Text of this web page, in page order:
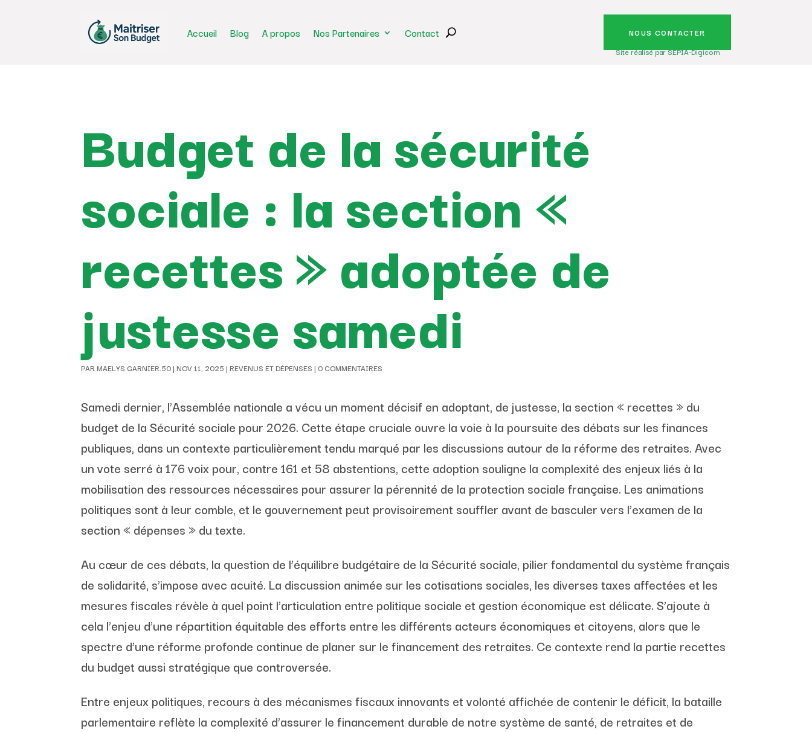
Accueil Blog A propos Nos Partenaires Contact
NOUS CONTACTER
Site réalisé par SEPIA-Digicom
Budget de la sécurité
sociale : la section «
recettes » adoptée de
justesse samedi
PARMAELYS.GARNIER.50|NOV 11, 2025 |REVENUS ET DÉPENSES | 0 COMMENTAIRES
Samedi dernier, l’Assemblée nationale a vécu un moment décisif en adoptant, de justesse, la section « recettes » du
budget de la Sécurité sociale pour 2026. Cette étape cruciale ouvre la voie à la poursuite des débats sur les finances
publiques, dans un contexte particulièrement tendu marqué par les discussions autour de la réforme des retraites. Avec
un vote serré à 176 voix pour, contre 161 et 58 abstentions, cette adoption souligne la complexité des enjeux liés à la
mobilisation des ressources nécessaires pour assurer la pérennité de la protection sociale française. Les animations
politiques sont à leur comble, et le gouvernement peut provisoirement souffler avant de basculer vers l’examen de la
section « dépenses » du texte.
Au cœur de ces débats, la question de l’équilibre budgétaire de la Sécurité sociale, pilier fondamental du système français
de solidarité, s’impose avec acuité. La discussion animée sur les cotisations sociales, les diverses taxes affectées et les
mesures fiscales révèle à quel point l’articulation entre politique sociale et gestion économique est délicate. S’ajoute à
cela l’enjeu d’une répartition équitable des efforts entre les différents acteurs économiques et citoyens, alors que le
spectre d’une réforme profonde continue de planer sur le financement des retraites. Ce contexte rend la partie recettes
du budget aussi stratégique que controversée.
Entre enjeux politiques, recours à des mécanismes fiscaux innovants et volonté affichée de contenir le déficit, la bataille
parlementaire reflète la complexité d’assurer le financement durable de notre système de santé, de retraites et de